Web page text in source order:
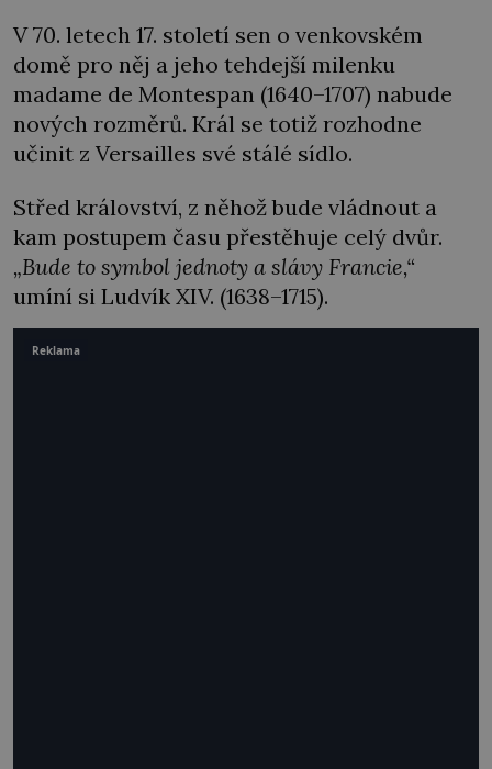
V 70. letech 17. století sen o venkovském
domě pro něj a jeho tehdejší milenku
madame de Montespan (1640–1707) nabude
nových rozměrů. Král se totiž rozhodne
učinit z Versailles své stálé sídlo.
Střed království, z něhož bude vládnout a
kam postupem času přestěhuje celý dvůr.
„Bude to symbol jednoty a slávy Francie,“
umíní si Ludvík XIV. (1638­–1715).
Reklama